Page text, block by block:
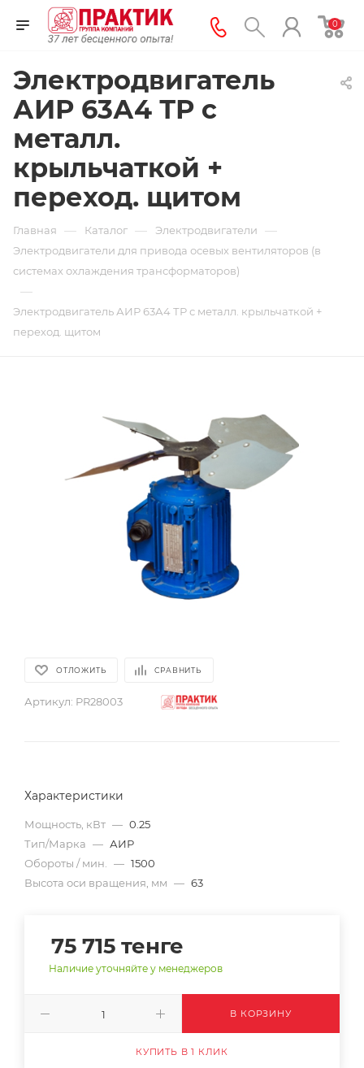
0
Электродвигатель
АИР 63А4 ТР с
металл.
крыльчаткой +
переход. щитом
Главная — Каталог — Электродвигатели —
Электродвигатели для привода осевых вентиляторов (в
системах охлаждения трансформаторов)
—
Электродвигатель АИР 63А4 ТР с металл. крыльчаткой +
переход. щитом
ОТЛОЖИТЬ СРАВНИТЬ
Артикул: PR28003
Характеристики
Мощность, кВт — 0.25
Тип/Марка — АИР
Обороты / мин.
— 1500
Высота оси вращения, мм — 63
75 715 тенге
Наличие уточняйте у менеджеров
В КОРЗИНУ
КУПИТЬ В 1 КЛИК